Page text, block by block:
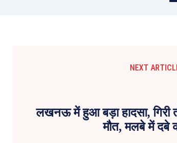
NEXT
लखनऊ में हुआ बड़ा हादसा, गिरी
मौत, मलबे में दबे